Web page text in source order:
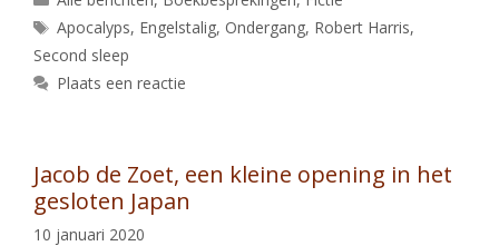
Tags
Apocalyps, Engelstalig,Ondergang, Robert Harris,
Second sleep
Plaats een reactie
Jacob de Zoet, een kleine opening in het
gesloten Japan
10 januari 2020